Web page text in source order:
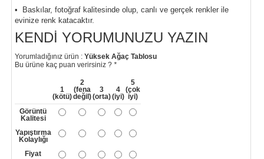
• Baskılar, fotoğraf kalitesinde olup, canlı ve gerçek renkler ile
evinize renk katacaktır.
KENDI YORUMUNUZU YAZIN
Yorumladığınız ürün : Yüksek Ağaç Tablosu
Bu ürüne kaç puan verirsiniz ? *
1
(kötü)
2
(fena
değil)
3
(orta)
4
(iyi)
5
(çok
iyi)
Görüntü
Kalitesi
Yapıştırma
Kolaylığı
Fiyat